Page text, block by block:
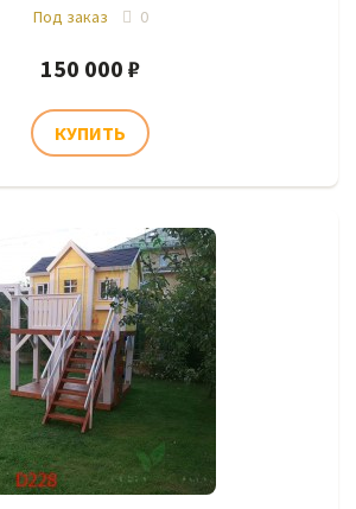
Под заказ 0
150 000 ₽